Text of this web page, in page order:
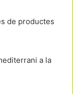
de productes
a la